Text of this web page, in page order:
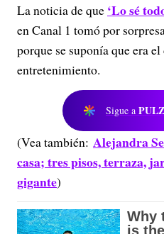
La noticia de que ‘Lo sé
en Canal 1 tomó por
porque se suponía que era
entretenimiento.
Sigue a
(Vea también: Alejandra
casa; tres pisos, terraza,
gigante)